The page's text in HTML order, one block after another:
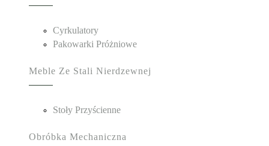
Cyrkulatory
Pakowarki Próżniowe
Meble Ze Stali Nierdzewnej
Stoły Przyścienne
Obróbka Mechaniczna